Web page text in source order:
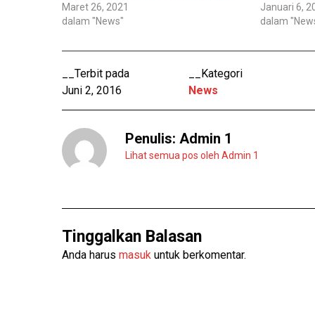
e
r
(
m
u
k
a
d
j
n
d
l
g
r
u
)
b
o
o
M
m
b
u
k
d
a
b
a
r
u
Maret 26, 2021
dalam "News"
Januari 6,
dalam
__Terbit pada
Juni 2, 2016
__Kategori
News
Penulis: Admin 1
Lihat semua pos oleh Admin 1
Tinggalkan Balasan
Anda harus masuk untuk berkomentar.